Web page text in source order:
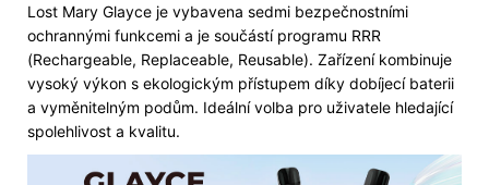
Lost Mary Glayce je vybavena sedmi bezpečnostními
ochrannými funkcemi a je součástí programu RRR
(Rechargeable, Replaceable, Reusable). Zařízení kombinuje
vysoký výkon s ekologickým přístupem díky dobíjecí baterii
a vyměnitelným podům. Ideální volba pro uživatele hledající
spolehlivost a kvalitu.